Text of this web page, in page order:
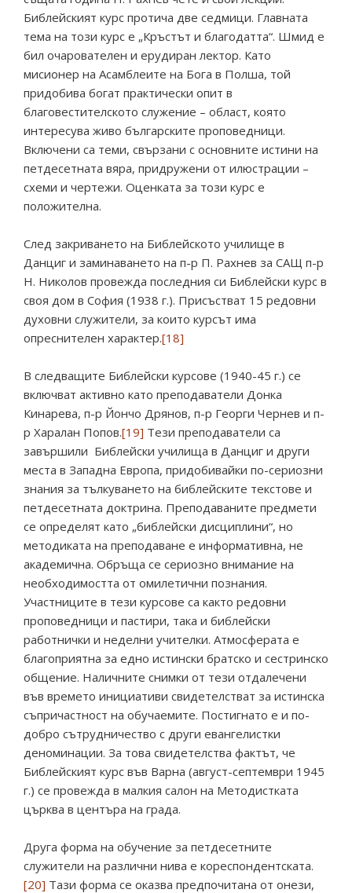
Библейският курс протича две седмици. Главната
тема на този курс е „Кръстът и благодатта“. Шмид е
бил очарователен и ерудиран лектор. Като
мисионер на Асамблеите на Бога в Полша, той
придобива богат практически опит в
благовестителското служение – област, която
интересува живо българските проповедници.
Включени са теми, свързани с основните истини на
петдесетната вяра, придружени от илюстрации –
схеми и чертежи. Оценката за този курс е
положителна.
След закриването на Библейското училище в
Данциг и заминаването на п-р П. Рахнев за САЩ п-р
Н. Николов провежда последния си Библейски курс в
своя дом в София (1938 г.). Присъстват 15 редовни
духовни служители, за които курсът има
опреснителен характер.[18]
В следващите Библейски курсове (1940-45 г.) се
включват активно като преподаватели Донка
Кинарева, п-р Йончо Дрянов, п-р Георги Чернев и п-
р Харалан Попов.[19] Тези преподаватели са
завършили Библейски училища в Данциг и други
места в Западна Европа, придобивайки по-сериозни
знания за тълкуването на библейските текстове и
петдесетната доктрина. Преподаваните предмети
се определят като „библейски дисциплини“, но
методиката на преподаване е информативна, не
академична. Обръща се сериозно внимание на
необходимостта от омилетични познания.
Участниците в тези курсове са както редовни
проповедници и пастири, така и библейски
работнички и неделни учителки. Атмосферата е
благоприятна за едно истински братско и сестринско
общение. Наличните снимки от тези отдалечени
във времето инициативи свидетелстват за истинска
съпричастност на обучаемите. Постигнато е и по-
добро сътрудничество с други евангелистки
деноминации. За това свидетелства фактът, че
Библейският курс във Варна (август-септември 1945
г.) се провежда в малкия салон на Методистката
църква в центъра на града.
Друга форма на обучение за петдесетните
служители на различни нива е кореспондентската.
[20] Тази форма се оказва предпочитана от онези,